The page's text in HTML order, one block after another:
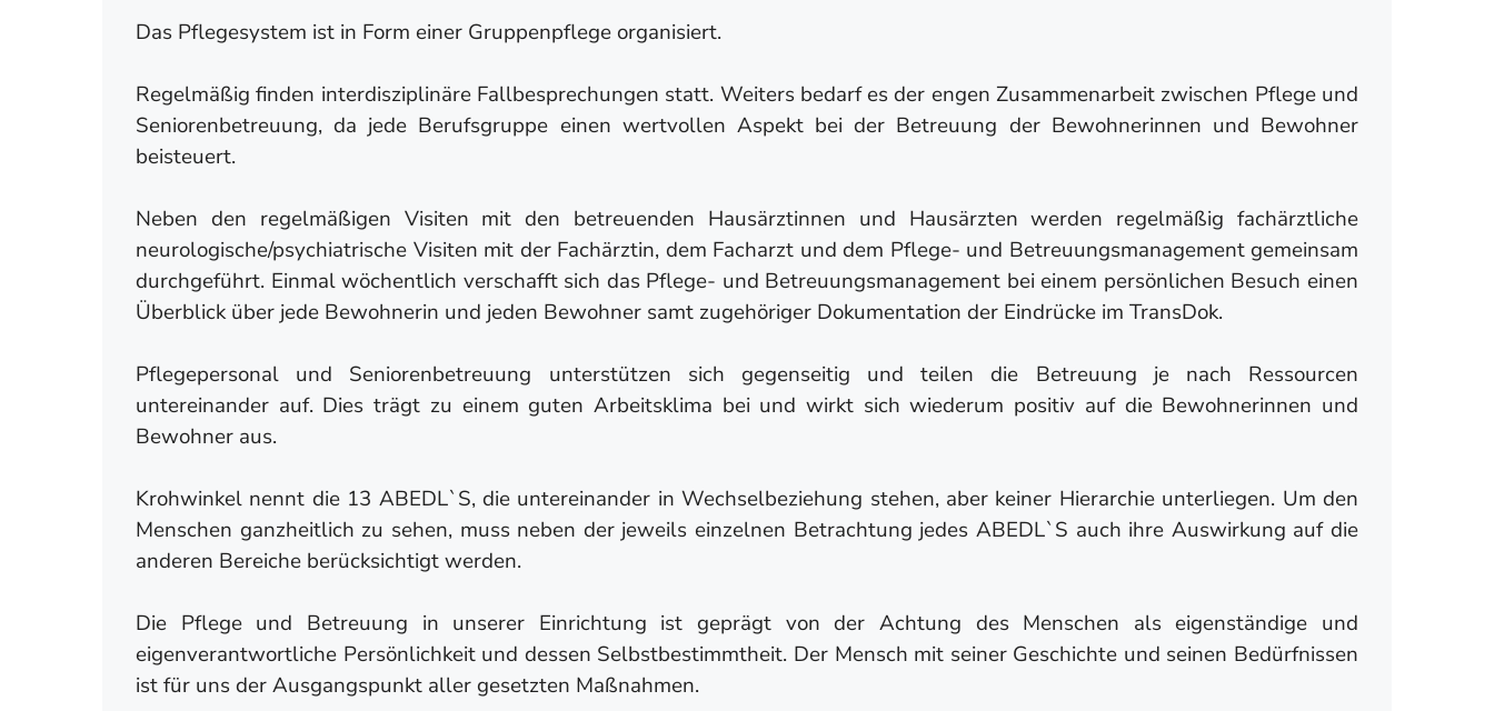
Das Pflegesystem ist in Form einer Gruppenpflege organisiert.
Regelmäßig finden interdisziplinäre Fallbesprechungen statt. Weiters bedarf es der engen Zusammenarbeit zwischen Pflege und
Seniorenbetreuung, da jede Berufsgruppe einen wertvollen Aspekt bei der Betreuung der Bewohnerinnen und Bewohner
beisteuert.
Neben den regelmäßigen Visiten mit den betreuenden Hausärztinnen und Hausärzten werden regelmäßig fachärztliche
neurologische/psychiatrische Visiten mit der Fachärztin, dem Facharzt und dem Pflege- und Betreuungsmanagement gemeinsam
durchgeführt. Einmal wöchentlich verschafft sich das Pflege- und Betreuungsmanagement bei einem persönlichen Besuch einen
Überblick über jede Bewohnerin und jeden Bewohner samt zugehöriger Dokumentation der Eindrücke im TransDok.
Pflegepersonal und Seniorenbetreuung unterstützen sich gegenseitig und teilen die Betreuung je nach Ressourcen
untereinander auf. Dies trägt zu einem guten Arbeitsklima bei und wirkt sich wiederum positiv auf die Bewohnerinnen und
Bewohner aus.
Krohwinkel nennt die 13 ABEDL`S, die untereinander in Wechselbeziehung stehen, aber keiner Hierarchie unterliegen. Um den
Menschen ganzheitlich zu sehen, muss neben der jeweils einzelnen Betrachtung jedes ABEDL`S auch ihre Auswirkung auf die
anderen Bereiche berücksichtigt werden.
Die Pflege und Betreuung in unserer Einrichtung ist geprägt von der Achtung des Menschen als eigenständige und
eigenverantwortliche Persönlichkeit und dessen Selbstbestimmtheit. Der Mensch mit seiner Geschichte und seinen Bedürfnissen
ist für uns der Ausgangspunkt aller gesetzten Maßnahmen.